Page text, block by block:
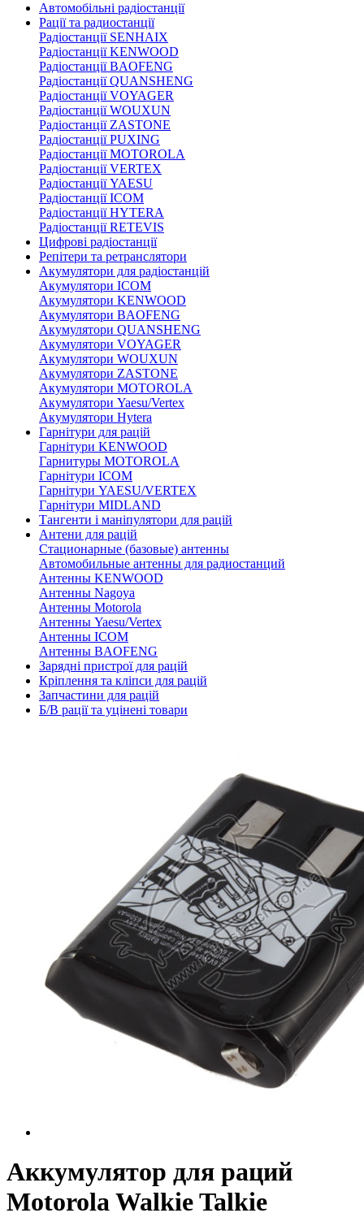
Автомобільні радіостанції
Рації та радиостанції
Радіостанції SENHAIX
Радіостанції KENWOOD
Радіостанції BAOFENG
Радіостанції QUANSHENG
Радіостанції VOYAGER
Радіостанції WOUXUN
Радіостанції ZASTONE
Радіостанції PUXING
Радіостанції MOTOROLA
Радіостанції VERTEX
Радіостанції YAESU
Радіостанції ICOM
Радіостанції HYTERA
Радіостанції RETEVIS
Цифрові радіостанції
Репітери та ретранслятори
Акумулятори для радіостанцій
Акумулятори ICOM
Акумулятори KENWOOD
Акумулятори BAOFENG
Акумулятори QUANSHENG
Акумулятори VOYAGER
Акумулятори WOUXUN
Акумулятори ZASTONE
Акумулятори MOTOROLA
Акумулятори Yaesu/Vertex
Акумулятори Hytera
Гарнітури для рацій
Гарнітури KENWOOD
Гарнитуры MOTOROLA
Гарнітури ICOM
Гарнітури YAESU/VERTEX
Гарнітури MIDLAND
Тангенти і маніпулятори для рацій
Антени для рацій
Стационарные (базовые) антенны
Автомобильные антенны для радиостанций
Антенны KENWOOD
Антенны Nagoya
Антенны Motorola
Антенны Yaesu/Vertex
Антенны ICOM
Антенны BAOFENG
Зарядні пристрої для рацій
Кріплення та кліпси для рацій
Запчастини для рацій
Б/В рації та уцінені товари
Аккумулятор для раций
Motorola Walkie Talkie